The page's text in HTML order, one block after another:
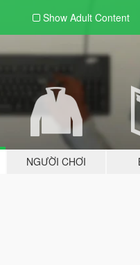
Show Adult Content
NGƯỜI CHƠI